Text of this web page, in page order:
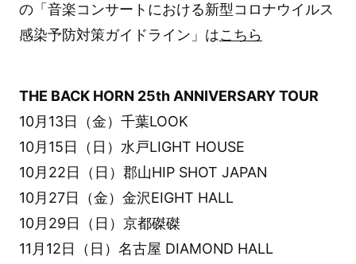
の「音楽コンサートにおける新型コロナウイルス
感染予防対策ガイドライン」はこちら
THE BACK HORN 25th ANNIVERSARY TOUR
10月13日（金）千葉LOOK
10月15日（日）水戸LIGHT HOUSE
10月22日（日）郡山HIP SHOT JAPAN
10月27日（金）金沢EIGHT HALL
10月29日（日）京都磔磔
11月12日（日）名古屋 DIAMOND HALL